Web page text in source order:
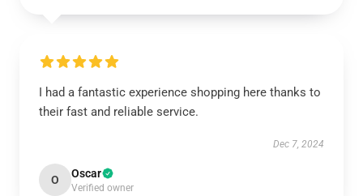
I had a fantastic experience shopping here thanks to
their fast and reliable service.
Dec 7, 2024
O Oscar
Verified owner